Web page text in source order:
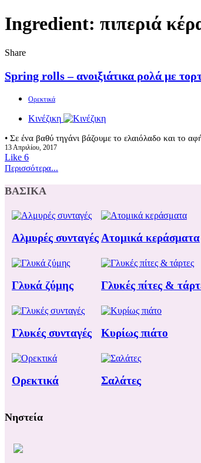
Ingredient: πιπεριά
Share
Spring rolls – ανοιξιάτικα ρολά με
Ορεκτικά
Κινέζικη
• Σε ένα βαθύ τηγάνι βάζουμε το ελαιόλαδο και το
13 Απριλίου, 2017
Like 6
Περισσότερα...
ΒΑΣΙΚΑ
Αλμυρές συνταγέςΑτομικά κεράσματα
Γλυκά ζύμης Γλυκές πίτες &
Γλυκές συνταγές Κυρίως πιάτο
Ορεκτικά Σαλάτες
Νηστεία